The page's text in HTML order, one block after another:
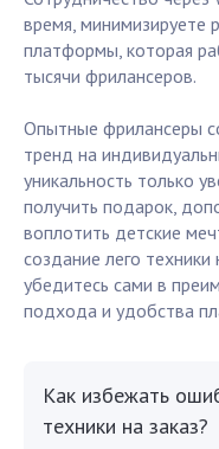
время, минимизируете
платформы, которая
тысячи фрилансеров.
Опытные фрилансеры
тренд на
уникальность только
получить подарок,
воплотить детские
создание лего
убедитесь сами в
подхода и удобства
Как избежать
техники на заказ?